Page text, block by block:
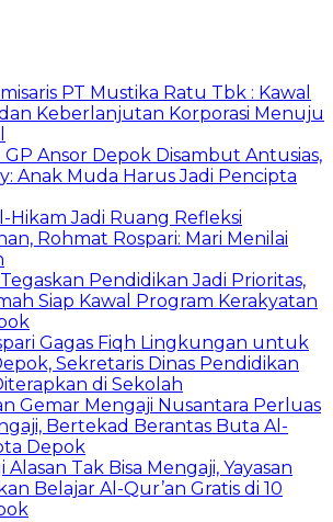
PT Mustika Ratu Tbk : Kawal
Keberlanjutan Korporasi Menuju
GP Ansor Depok Disambut Antusias,
Anak Muda Harus Jadi Pencipta
Hikam Jadi Ruang Refleksi
Rohmat Rospari: Mari Menilai
Pendidikan Jadi Prioritas,
Siap Kawal Program Kerakyatan
Gagas Fiqh Lingkungan untuk
Sekretaris Dinas Pendidikan
di Sekolah
Gemar Mengaji Nusantara Perluas
Bertekad Berantas Buta Al-
Depok
Alasan Tak Bisa Mengaji, Yayasan
Belajar Al-Qur’an Gratis di 10